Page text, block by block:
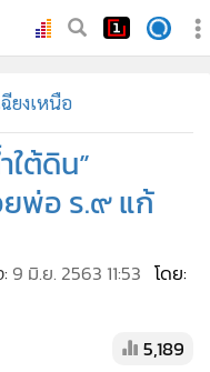
ยงเหนือ
ใต้ดิน”
พ่อ ร.๙ แก้
9 มิ.ย. 2563 11:53 โดย:
5,189